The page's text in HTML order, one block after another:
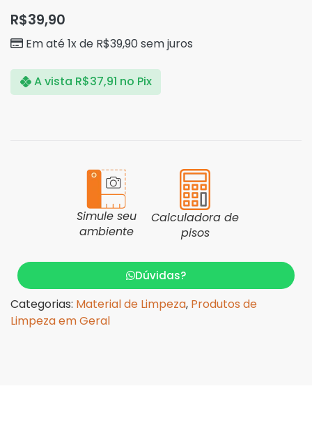
R$39,90
Em até 1x de R$39,90sem juros
A vista R$37,91 no Pix
Simule seu
ambiente
Calculadora de
pisos
Dúvidas?
Categorias: Material de Limpeza, Produtos de
Limpeza em Geral